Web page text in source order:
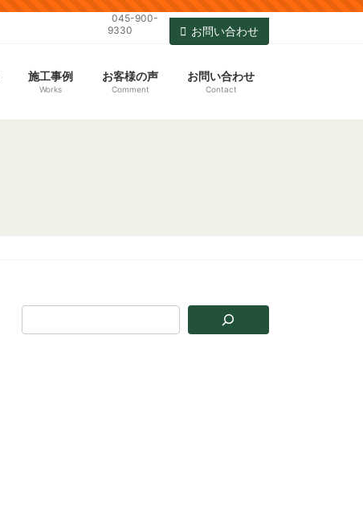
045-900-
9330
お問い合わせ
施工事例
Works
お客様の声
Comment
お問い合わせ
Contact